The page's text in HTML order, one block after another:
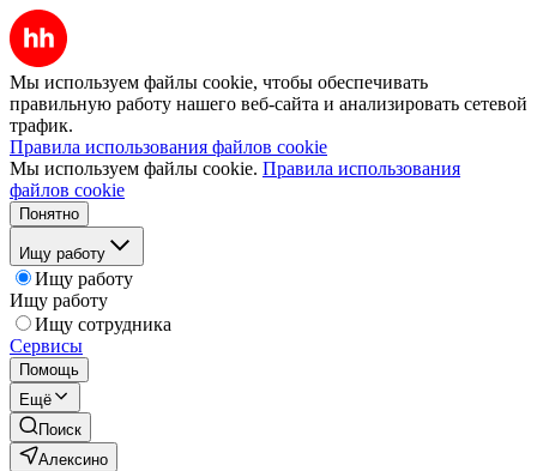
Мы используем файлы cookie, чтобы обеспечивать
правильную работу нашего веб-сайта и анализировать сетевой
трафик.
Правила использования файлов cookie
Мы используем файлы cookie. Правила использования
файлов cookie
Понятно
Ищу работу
Ищу работу
Ищу работу
Ищу сотрудника
Сервисы
Помощь
Ещё
Поиск
Алексино